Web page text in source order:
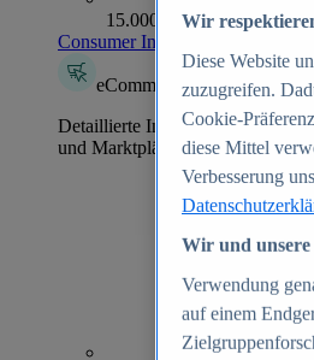
15.000+ Marken
Consumer Insights entdecken
eCommerce Insights
Detaillierte Informationen zu
und Marktplätzen
Wir
Diese Website
zuzugreifen.
Cookie-
diese Mittel
Verbesserung
Wir und unsere
Verwendung
auf einem